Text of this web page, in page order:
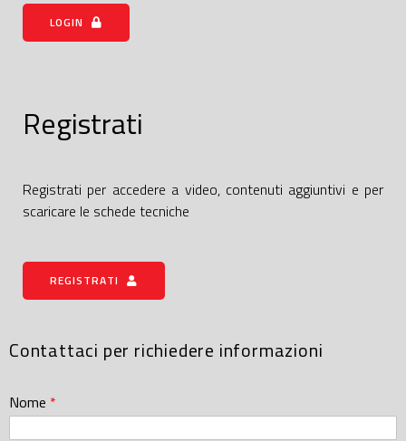
LOGIN
Registrati
Registrati per accedere a video, contenuti aggiuntivi e per
scaricare le schede tecniche
REGISTRATI
Contattaci per richiedere informazioni
Nome *